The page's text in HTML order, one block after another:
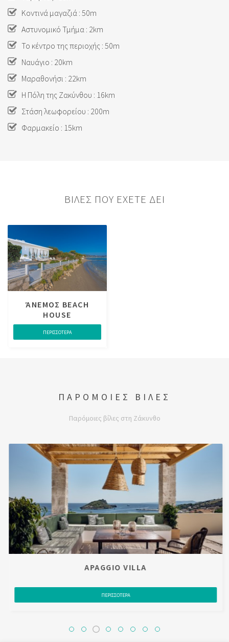
Κοντινά μαγαζιά : 50m
Αστυνομικό Τμήμα : 2km
Το κέντρο της περιοχής : 50m
Ναυάγιο : 20km
Μαραθονήσι : 22km
Η Πόλη της Ζακύνθου : 16km
Στάση λεωφορείου : 200m
Φαρμακείο : 15km
ΒΙΛΕΣ ΠΟΥ ΕΧΕΤΕ ΔΕΙ
ΆΝΕΜΟΣ BEACH
HOUSE
ΠΕΡΙΣΣΟΤΕΡΑ
ΠΑΡΟΜΟΙΕΣ ΒΙΛΕΣ
Παρόμοιες βίλες στη Ζάκυνθο